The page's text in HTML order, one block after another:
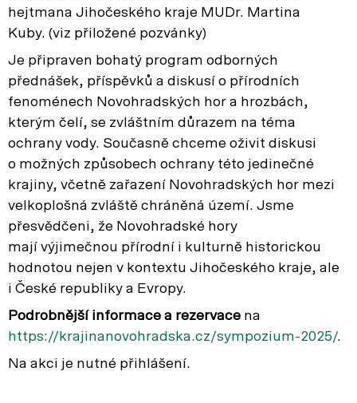
hejtmana Jihočeského kraje MUDr. Martina
Kuby. (viz přiložené pozvánky)
Je připraven bohatý program odborných
přednášek, příspěvků a diskusí o přírodních
fenoménech Novohradských hor a hrozbách,
kterým čelí, se zvláštním důrazem na téma
ochrany vody. Současně chceme oživit diskusi
o možných způsobech ochrany této jedinečné
krajiny, včetně zařazení Novohradských hor mezi
velkoplošná zvláště chráněná území. Jsme
přesvědčeni, že Novohradské hory
mají výjimečnou přírodní i kulturně historickou
hodnotou nejen v kontextu Jihočeského kraje, ale
i České republiky a Evropy.
Podrobnější informace a rezervace na
https://krajinanovohradska.cz/sympozium-2025/.
Na akci je nutné přihlášení.